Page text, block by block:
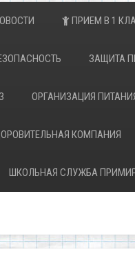
ПРИЕМ В 1
ЗАЩИТА
ОРГАНИЗАЦИЯ
КОМПАНИЯ
ШКОЛЬНАЯ СЛУЖБА